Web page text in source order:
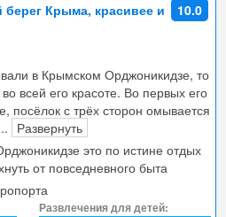
Крыма, красивее и
не видел!
10.0
в Крымском Орджоникидзе, то
всей его красоте. Во первых его
посёлок с трёх сторон омывается
Развернуть
это по истине отдых
от повседневного быта
Развлечения для детей: